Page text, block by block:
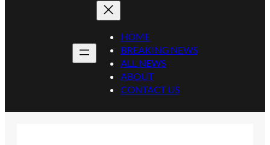
HOME
BREAKING NEWS
ALL NEWS
ABOUT
CONTACT US